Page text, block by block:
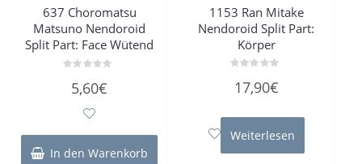
637 Choromatsu
Matsuno Nendoroid
Split Part: Face Wütend
mit5,60€
In den Warenkorb
1153 Ran Mitake
Nendoroid Split Part:
Körper
mit
5
17,90€
Weiterlesen